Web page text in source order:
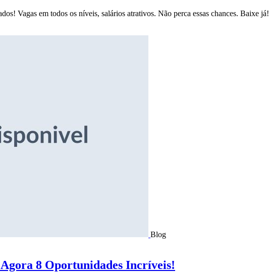
Vagas em todos os níveis, salários atrativos. Não perca essas chances. Baixe já!
Blog
8 Oportunidades Incríveis!